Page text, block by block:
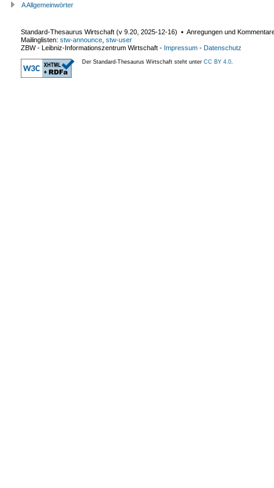
A Allgemeinwörter
Standard-Thesaurus Wirtschaft (v 9.20 2025-12-16) ▪ Anregungen und
Mailinglisten: stw-announce stw-user
ZBW - Leibniz-Informationszentrum Wirtschaft - Impressum - Datenschutz
Der Standard-Thesaurus Wirtschaft steht unter CC BY 4.0